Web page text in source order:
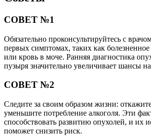
СОВЕТ №1
Обязательно проконсультируйтесь с
первых симптомах, таких как
или кровь в моче. Ранняя диагностика
пузыря значительно увеличивает шансы
СОВЕТ №2
Следите за своим образом жизни:
уменьшите потребление алкоголя. Эти
способствовать развитию опухолей, и их
поможет снизить риск.